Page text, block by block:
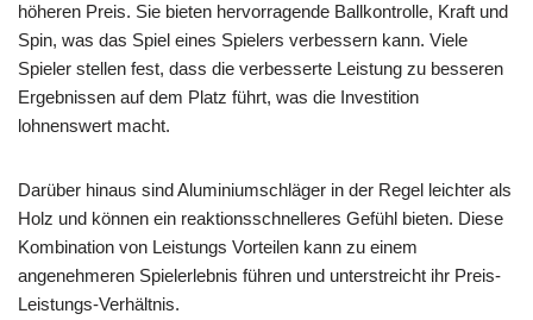
höheren Preis. Sie bieten hervorragende Ballkontrolle, Kraft und
Spin, was das Spiel eines Spielers verbessern kann. Viele
Spieler stellen fest, dass die verbesserte Leistung zu besseren
Ergebnissen auf dem Platz führt, was die Investition
lohnenswert macht.
Darüber hinaus sind Aluminiumschläger in der Regel leichter als
Holz und können ein reaktionsschnelleres Gefühl bieten. Diese
Kombination von Leistungs Vorteilen kann zu einem
angenehmeren Spielerlebnis führen und unterstreicht ihr Preis-
Leistungs-Verhältnis.